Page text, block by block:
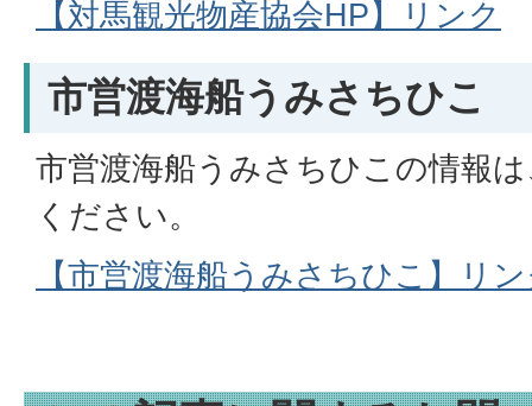
【対馬観光物産協会HP】リンク
市営渡海船うみさちひこ
市営渡海船うみさちひこの情報
ください。
【市営渡海船うみさちひこ】リ